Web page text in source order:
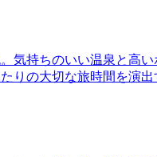
持ちのいい温泉と高
の大切な旅時間を演